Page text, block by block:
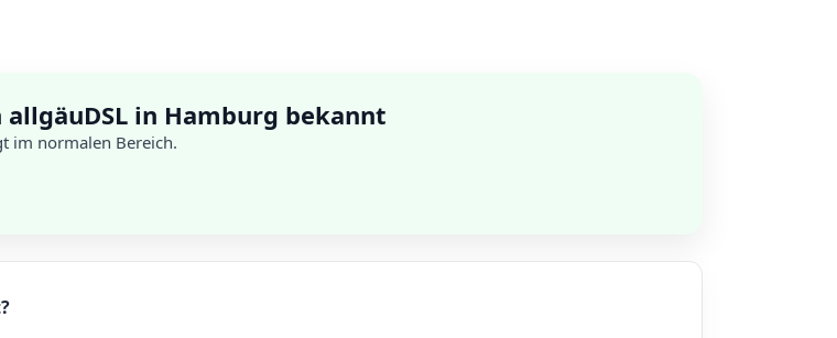
in Hamburg bekannt
im normalen Bereich.